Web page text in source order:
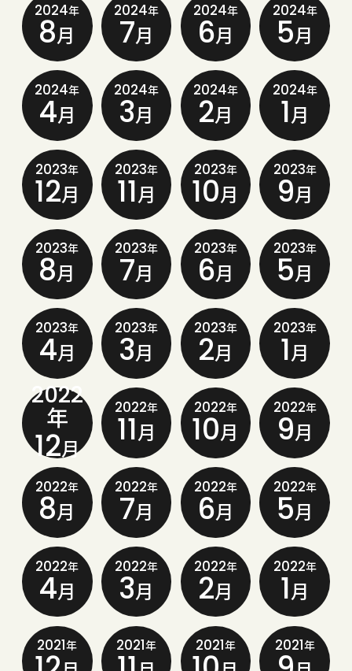
2024年
8月
2024年
7月
2024年
6月
2024年
5月
2024年
4月
2024年
3月
2024年
2月
2024年
1月
2023年
12月
2023年
11月
2023年
10月
2023年
9月
2023年
8月
2023年
7月
2023年
6月
2023年
5月
2023年
4月
2023年
3月
2023年
2月
2023年
1月
2022
年
12月
2022年
11月
2022年
10月
2022年
9月
2022年
8月
2022年
7月
2022年
6月
2022年
5月
2022年
4月
2022年
3月
2022年
2月
2022年
1月
2021年 2021年 2021年 2021年